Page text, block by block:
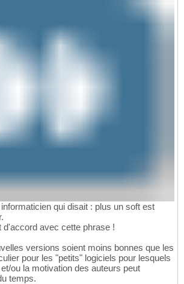
qui disait : plus un soft est
d'accord avec cette phrase !
versions soient moins bonnes que les
pour les "petits" logiciels pour lesquels
ou la motivation des auteurs peut
temps.